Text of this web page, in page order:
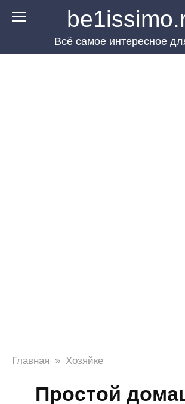
Перейти
Всё самое интересное
Главная » Хозяйке
Простой